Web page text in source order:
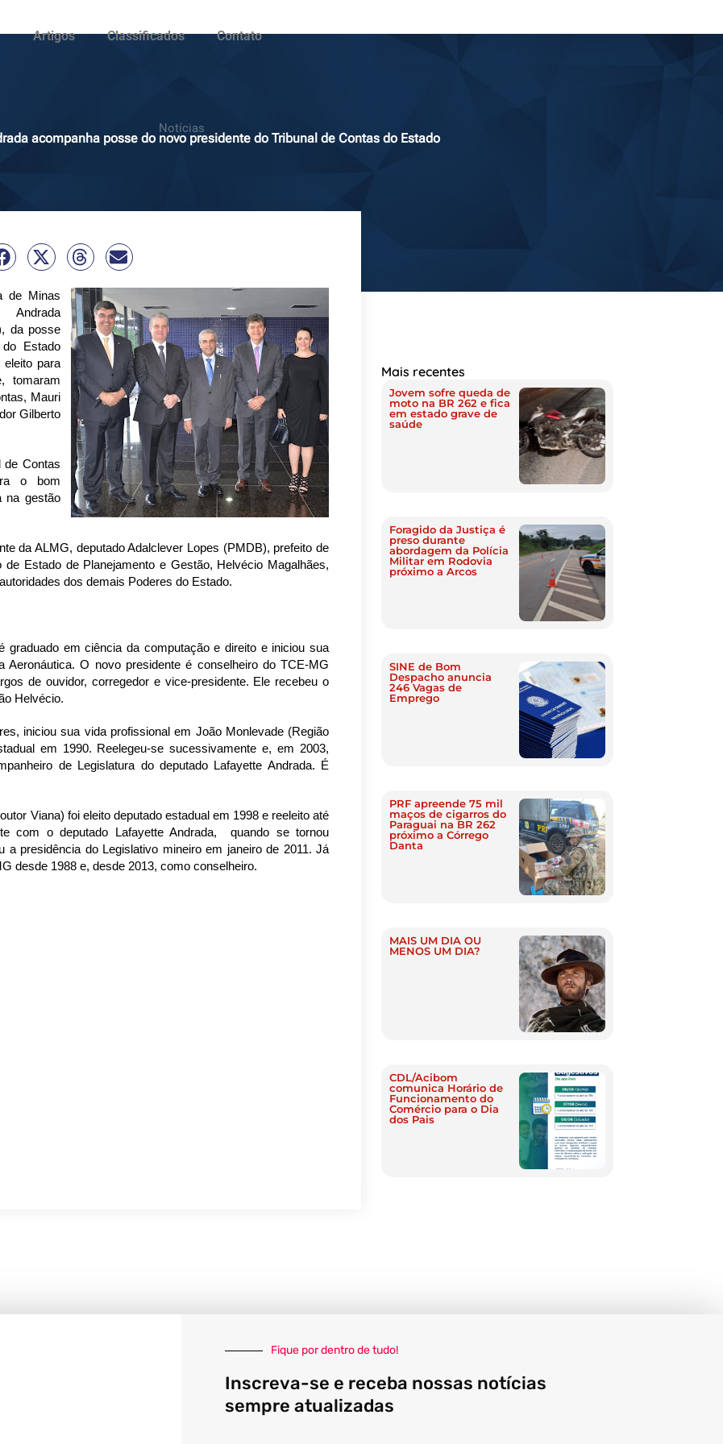
Artigos Classificados Contato
Notícias
acompanha posse do novo presidente do Tribunal de Contas do Estado
de Minas
Andrada
da posse
Estado
eleito para
tomaram
Mauri
Gilberto
de Contas
o bom
na gestão
da ALMG, deputado Adalclever Lopes (PMDB), prefeito de
Estado de Planejamento e Gestão, Helvécio Magalhães,
dos demais Poderes do Estado.
graduado em ciência da computação e direito e iniciou sua
O novo presidente é conselheiro do TCE-MG
de ouvidor, corregedor e vice-presidente. Ele recebeu o
Helvécio.
iniciou sua vida profissional em João Monlevade (Região
em 1990. Reelegeu-se sucessivamente e, em 2003,
de Legislatura do deputado Lafayette Andrada. É
Viana) foi eleito deputado estadual em 1998 e reeleito até
com o deputado Lafayette Andrada, quando se tornou
a presidência do Legislativo mineiro em janeiro de 2011. Já
desde 1988 e, desde 2013, como conselheiro.
Mais recentes
Jovem sofre queda de
moto na BR 262 e fica
em estado grave de
saúde
Foragido da Justiça é
preso durante
abordagem da Polícia
Militar em Rodovia
próximo a Arcos
SINE de Bom
Despacho anuncia
246 Vagas de
Emprego
PRF apreende 75 mil
maços de cigarros do
Paraguai na BR 262
próximo a Córrego
Danta
MAIS UM DIA OU
MENOS UM DIA?
CDL/Acibom
comunica Horário de
Funcionamento do
Comércio para o Dia
dos Pais
Fique por dentro de tudo!
Inscreva-se e receba nossas notícias
sempre atualizadas